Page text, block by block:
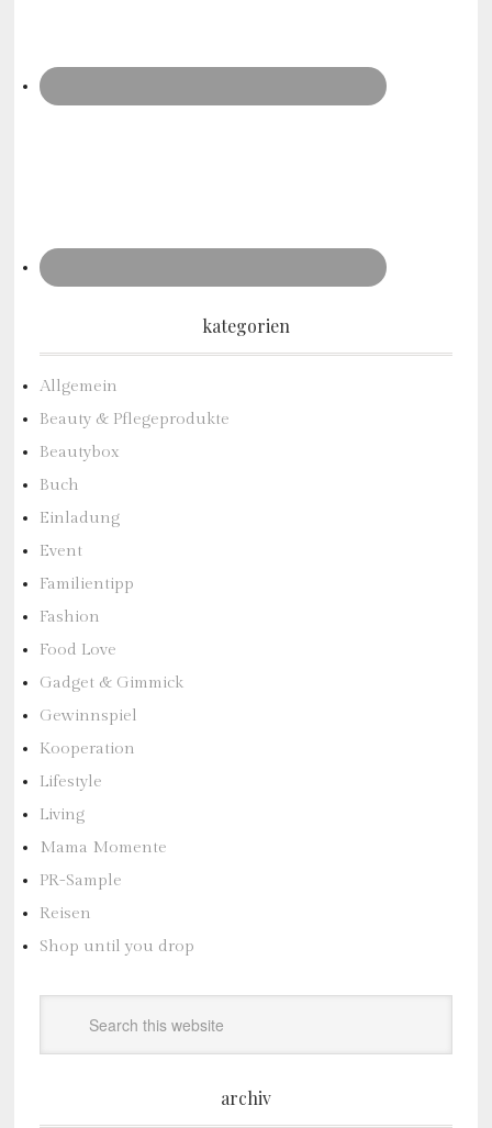
kategorien
Allgemein
Beauty & Pflegeprodukte
Beautybox
Buch
Einladung
Event
Familientipp
Fashion
Food Love
Gadget & Gimmick
Gewinnspiel
Kooperation
Lifestyle
Living
Mama Momente
PR-Sample
Reisen
Shop until you drop
archiv